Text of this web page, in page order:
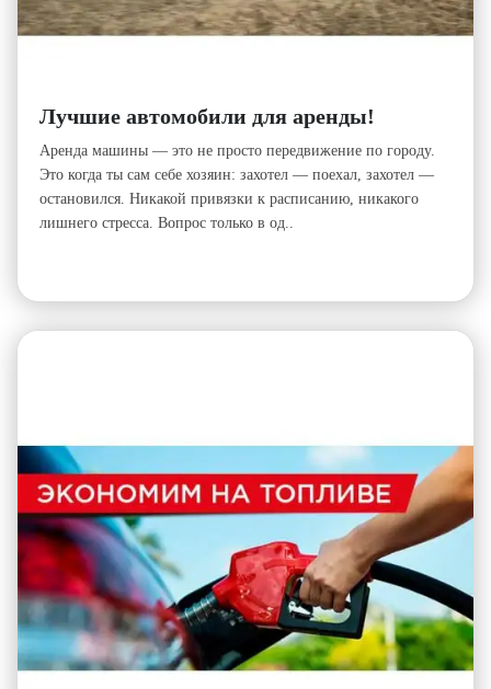
Лучшие автомобили для аренды!
Аренда машины — это не просто передвижение по городу.
Это когда ты сам себе хозяин: захотел — поехал, захотел —
остановился. Никакой привязки к расписанию, никакого
лишнего стресса. Вопрос только в од..